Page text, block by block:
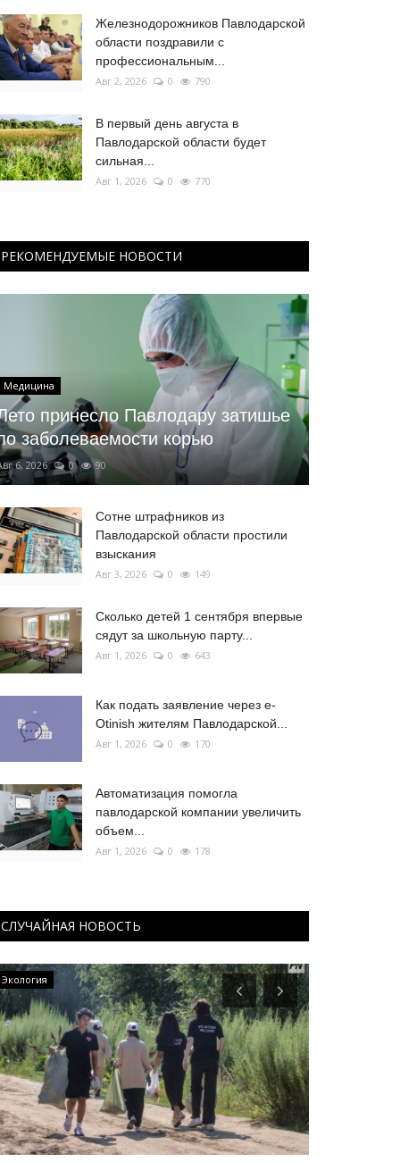
Железнодорожников Павлодарской
области поздравили с
профессиональным...
Авг 2, 2026 0 790
В первый день августа в
Павлодарской области будет
сильная...
Авг 1, 2026 0 770
РЕКОМЕНДУЕМЫЕ НОВОСТИ
Медицина
принесло Павлодару затишье
заболеваемости корью
6, 2026 0 90
Сотне штрафников из
Павлодарской области простили
взыскания
Авг 3, 2026 0 149
Сколько детей 1 сентября впервые
сядут за школьную парту...
Авг 1, 2026 0 643
Как подать заявление через e-
Otinish жителям Павлодарской...
Авг 1, 2026 0 170
Автоматизация помогла
павлодарской компании увеличить
объем...
Авг 1, 2026 0 178
СЛУЧАЙНАЯ НОВОСТЬ
Экология